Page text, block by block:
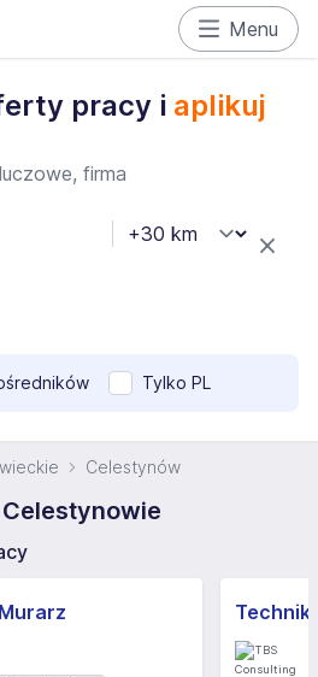
Menu
pracy i aplikuj
Tylko PL
Celestynów